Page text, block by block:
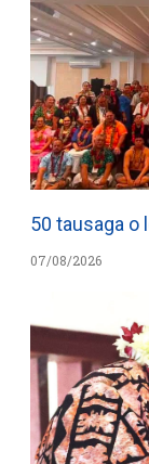
50 tausaga o
07/08/2026